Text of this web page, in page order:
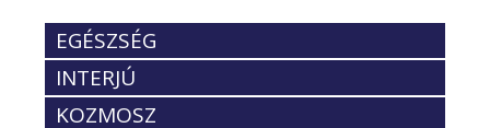
EGÉSZSÉG
INTERJÚ
KOZMOSZ